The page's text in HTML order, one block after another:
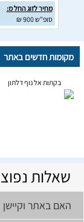
מחיר לזוג החל מ:
סופ"ש 900 ₪
מקומות חדשים באתר
בקתות אל נוף דלתון
שאלות
האם באתר